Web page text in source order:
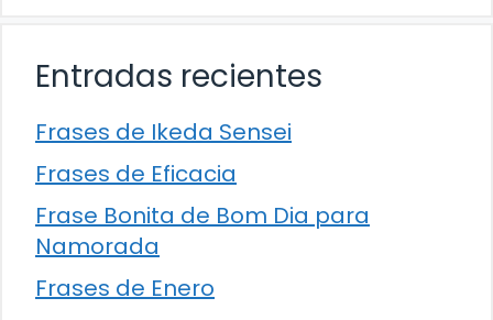
Entradas recientes
Frases de Ikeda Sensei
Frases de Eficacia
Frase Bonita de Bom Dia para
Namorada
Frases de Enero